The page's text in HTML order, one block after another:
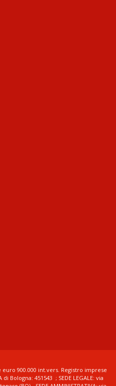
euro 900.000 int.vers. Registro imprese
di Bologna: 451543 ; SEDE LEGALE: via